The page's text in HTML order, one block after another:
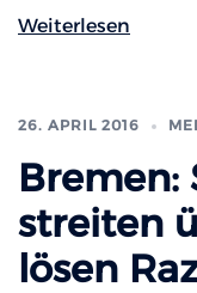
Weiterlesen
26. APRIL 2016
Bremen:
streiten
lösen